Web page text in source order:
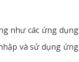
như các ứng dụng
và sử dụng ứng